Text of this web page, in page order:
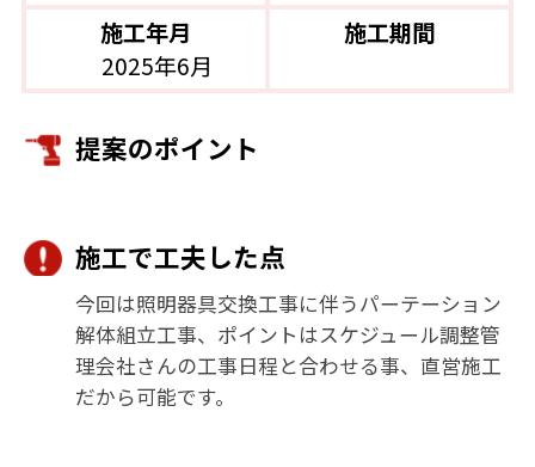
施工年月
2025年6月
施工期間
提案のポイント
施工で工夫した点
今回は照明器具交換工事に伴うパーテーション
解体組立工事、ポイントはスケジュール調整管
理会社さんの工事日程と合わせる事、直営施工
だから可能です。